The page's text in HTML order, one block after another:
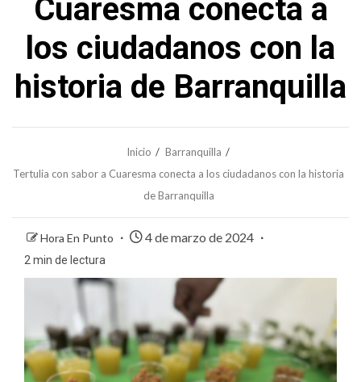
Cuaresma conecta a
los ciudadanos con la
historia de Barranquilla
Inicio
Barranquilla
Tertulia con sabor a Cuaresma conecta a los ciudadanos con la historia
de Barranquilla
Hora En Punto 4 de marzo de 2024
2 min de lectura